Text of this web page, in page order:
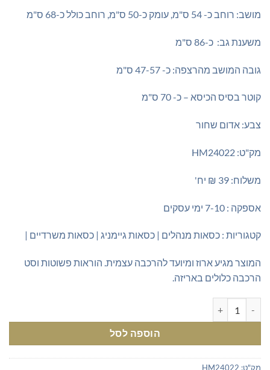
מושב: רוחב כ- 54 ס"מ, עומק כ-50 ס"מ, רוחב כולל כ-68 ס"מ
משענת גב: כ-86 ס"מ
גובה המושב מהרצפה: כ- 47-57 ס"מ
קוטר בסיס הכיסא – כ- 70 ס"מ
צבע: אדום שחור
מק"ט: HM24022
משלוח: 39 ₪ יח'
אספקה : 7-10 ימי עסקים
קטגוריות : כסאות מנהלים | כסאות גיימניג | כסאות משרדיים |
המוצר מגיע ארוז ומיועד להרכבה עצמית. הוראות פשוטות וסט
הרכבה כלולים באריזה.
הוספה לסל
מק"ט: HM24022